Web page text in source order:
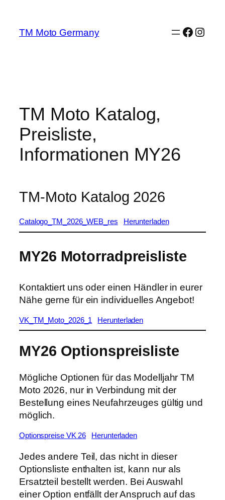
springen
TM Moto Germany
TM Moto Katalog,
Preisliste,
Informationen MY26
TM-Moto Katalog 2026
Catalogo_TM_2026_WEB_res Herunterladen
MY26 Motorradpreisliste
Kontaktiert uns oder einen Händler in eurer
Nähe gerne für ein individuelles Angebot!
VK_TM_Moto_2026_1 Herunterladen
MY26 Optionspreisliste
Mögliche Optionen für das Modelljahr TM
Moto 2026, nur in Verbindung mit der
Bestellung eines Neufahrzeuges gültig und
möglich.
Optionspreise VK 26 Herunterladen
Jedes andere Teil, das nicht in dieser
Optionsliste enthalten ist, kann nur als
Ersatzteil bestellt werden. Bei Auswahl
einer Option entfällt der Anspruch auf das